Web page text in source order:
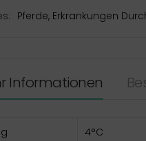
Pferde, Erkrankungen
Informationen
4°C